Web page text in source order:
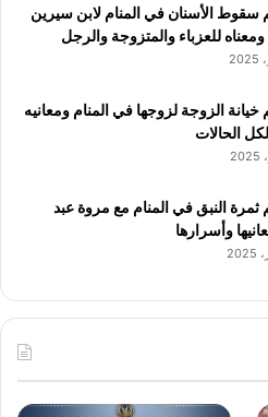
سقوط الأسنان في المنام لابن سيرين
للعزباء والمتزوجة والرجل
الزوجة لزوجها في المنام ومعانيه
الحالات
النبق في المنام مع مروة عبد
وأسرارها